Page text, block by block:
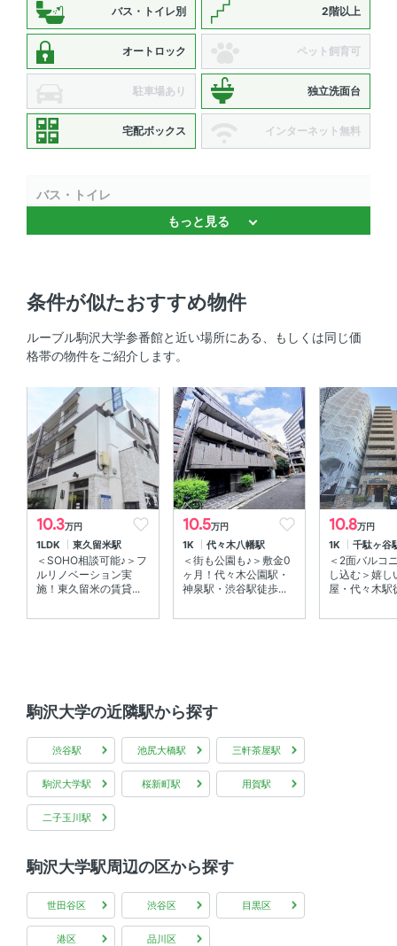
バス・トイレ別 2階以上
オートロック ペット飼育可
駐車場あり 独立洗面台
宅配ボックス インターネット無料
バス・トイレ
独立洗面台 、 温水洗浄便座 、 バストイレ別 、 浴室乾燥
セキュリティ
オートロック 、 ＴＶモニタ付きインターホン 、 防犯カメ
ラ
室内設備
室内洗濯機置場 、 エアコン
部屋の特徴
バルコニー 、 全居室フローリング
分譲賃貸
もっと見る
条件が似たおすすめ物件
ルーブル駒沢大学参番館と近い場所にある、もしくは同じ価
格帯の物件をご紹介します。
10.3万円
1LDK 東久留米駅
＜SOHO相談可能♪＞フ
ルリノベーション実
施！東久留米の賃貸...
10.5万円
1K 代々木八幡駅
＜街も公園も♪＞敷金0
ヶ月！代々木公園駅・
神泉駅・渋谷駅徒歩...
10.8万円
1K 千駄ヶ谷
＜2面バルコ
し込む＞嬉し
屋・代々木駅
駒沢大学の近隣駅から探す
渋谷駅 池尻大橋駅 三軒茶屋駅
駒沢大学駅 桜新町駅 用賀駅
二子玉川駅
駒沢大学駅周辺の区から探す
世田谷区 渋谷区 目黒区
港区 品川区